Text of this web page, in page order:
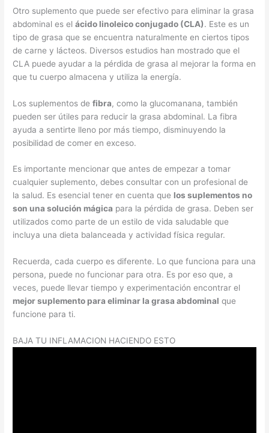
Otro suplemento que puede ser efectivo para eliminar la grasa
abdominal es elácido linoleico conjugado (CLA). Este es un
tipo de grasa que se encuentra naturalmente en ciertos tipos
de carne y lácteos. Diversos estudios han mostrado que el
CLA puede ayudar a la pérdida de grasa al mejorar la forma en
que tu cuerpo almacena y utiliza la energía.
Los suplementos defibra, como la glucomanana, también
pueden ser útiles para reducir la grasa abdominal. La fibra
ayuda a sentirte lleno por más tiempo, disminuyendo la
posibilidad de comer en exceso.
Es importante mencionar que antes de empezar a tomar
cualquier suplemento, debes consultar con un profesional de
la salud. Es esencial tener en cuenta que los suplementos no
son una solución mágica para la pérdida de grasa. Deben ser
utilizados como parte de un estilo de vida saludable que
incluya una dieta balanceada y actividad física regular.
Recuerda, cada cuerpo es diferente. Lo que funciona para una
persona, puede no funcionar para otra. Es por eso que, a
veces, puede llevar tiempo y experimentación encontrar el
mejor suplemento para eliminar la grasa abdominal que
funcione para ti.
BAJA TU INFLAMACION HACIENDO ESTO